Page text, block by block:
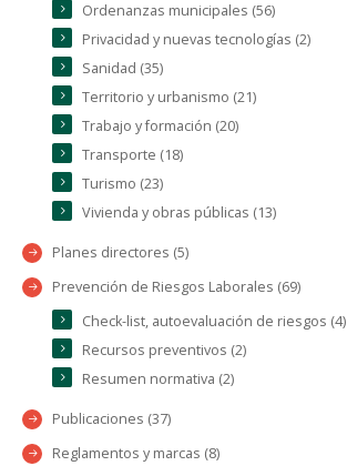
Ordenanzas municipales (56)
Privacidad y nuevas tecnologías (2)
Sanidad (35)
Territorio y urbanismo (21)
Trabajo y formación (20)
Transporte (18)
Turismo (23)
Vivienda y obras públicas (13)
Planes directores (5)
Prevención de Riesgos Laborales (69)
Check-list, autoevaluación de riesgos (4)
Recursos preventivos (2)
Resumen normativa (2)
Publicaciones (37)
Reglamentos y marcas (8)